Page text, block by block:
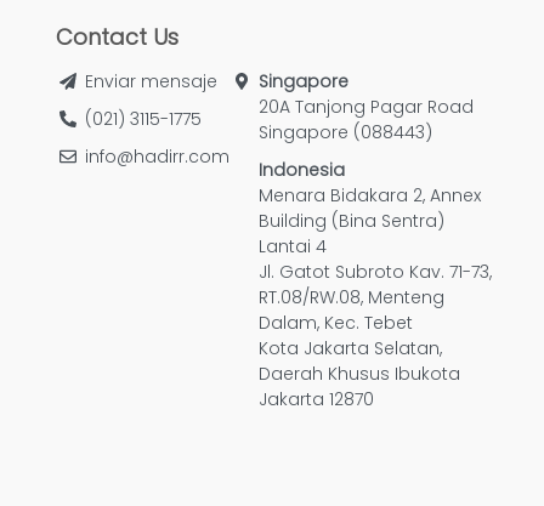
Contact Us
Enviar mensaje
(021) 3115-1775
info@hadirr.com
Singapore
20A Tanjong Pagar Road
Singapore (088443)
Indonesia
Menara Bidakara 2, Annex
Building (Bina Sentra)
Lantai 4
Jl. Gatot Subroto Kav. 71-73,
RT.08/RW.08, Menteng
Dalam, Kec. Tebet
Kota Jakarta Selatan,
Daerah Khusus Ibukota
Jakarta 12870